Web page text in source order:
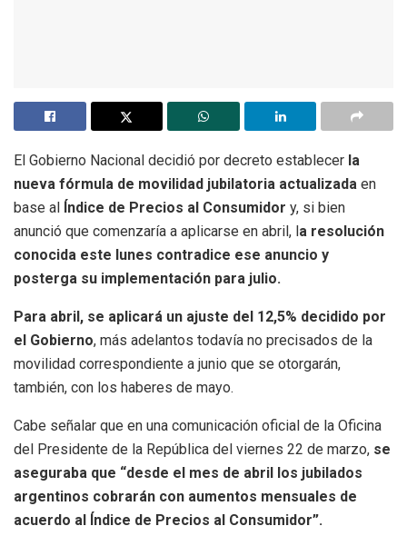
El Gobierno Nacional decidió por decreto establecer la
nueva fórmula de movilidad jubilatoria actualizada en
base al Índice de Precios al Consumidor y, si bien
anunció que comenzaría a aplicarse en abril, la resolución
conocida este lunes contradice ese anuncio y
posterga su implementación para julio.
Para abril, se aplicará un ajuste del 12,5% decidido por
el Gobierno, más adelantos todavía no precisados de la
movilidad correspondiente a junio que se otorgarán,
también, con los haberes de mayo.
Cabe señalar que en una comunicación oficial de la Oficina
del Presidente de la República del viernes 22 de marzo, se
aseguraba que “desde el mes de abril los jubilados
argentinos cobrarán con aumentos mensuales de
acuerdo al Índice de Precios al Consumidor”.